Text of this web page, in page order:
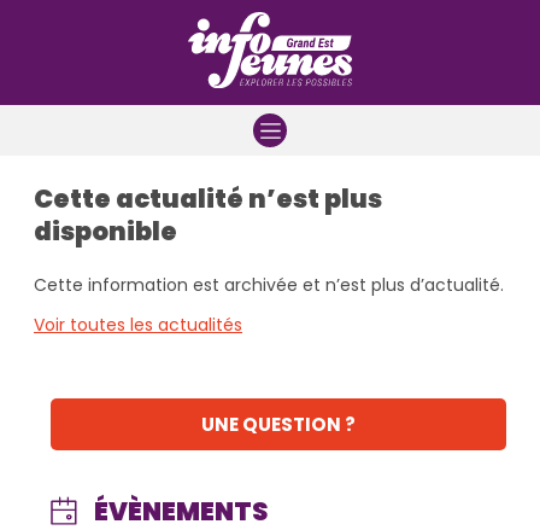
Cette actualité n’est plus
disponible
Cette information est archivée et n’est plus d’actualité.
Voir toutes les actualités
UNE QUESTION ?
ÉVÈNEMENTS